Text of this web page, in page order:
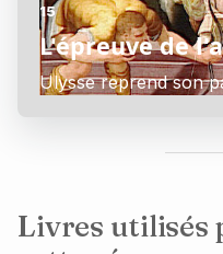
15
L'épreuve de
Ulysse reprend son
Livres utilisés